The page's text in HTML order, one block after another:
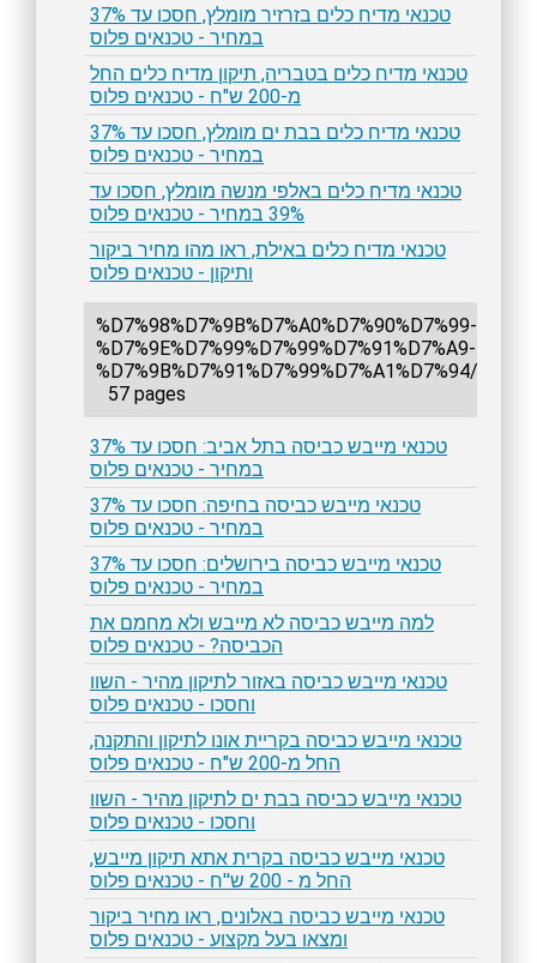
טכנאי מדיח כלים בזרזיר מומלץ, חסכו עד 37%
במחיר - טכנאים פלוס
טכנאי מדיח כלים בטבריה, תיקון מדיח כלים החל
מ-200 ש"ח - טכנאים פלוס
טכנאי מדיח כלים בבת ים מומלץ, חסכו עד 37%
במחיר - טכנאים פלוס
טכנאי מדיח כלים באלפי מנשה מומלץ, חסכו עד
39% במחיר - טכנאים פלוס
טכנאי מדיח כלים באילת, ראו מהו מחיר ביקור
ותיקון - טכנאים פלוס
%D7%98%D7%9B%D7%A0%D7%90%D7%99-
%D7%9E%D7%99%D7%99%D7%91%D7%A9-
%D7%9B%D7%91%D7%99%D7%A1%D7%94/
57 pages
טכנאי מייבש כביסה בתל אביב: חסכו עד 37%
במחיר - טכנאים פלוס
טכנאי מייבש כביסה בחיפה: חסכו עד 37%
במחיר - טכנאים פלוס
טכנאי מייבש כביסה בירושלים: חסכו עד 37%
במחיר - טכנאים פלוס
למה מייבש כביסה לא מייבש ולא מחמם את
הכביסה? - טכנאים פלוס
טכנאי מייבש כביסה באזור לתיקון מהיר - השוו
וחסכו - טכנאים פלוס
טכנאי מייבש כביסה בקריית אונו לתיקון והתקנה,
החל מ-200 ש"ח - טכנאים פלוס
טכנאי מייבש כביסה בבת ים לתיקון מהיר - השוו
וחסכו - טכנאים פלוס
טכנאי מייבש כביסה בקרית אתא תיקון מייבש,
החל מ - 200 ש''ח - טכנאים פלוס
טכנאי מייבש כביסה באלונים, ראו מחיר ביקור
ומצאו בעל מקצוע - טכנאים פלוס